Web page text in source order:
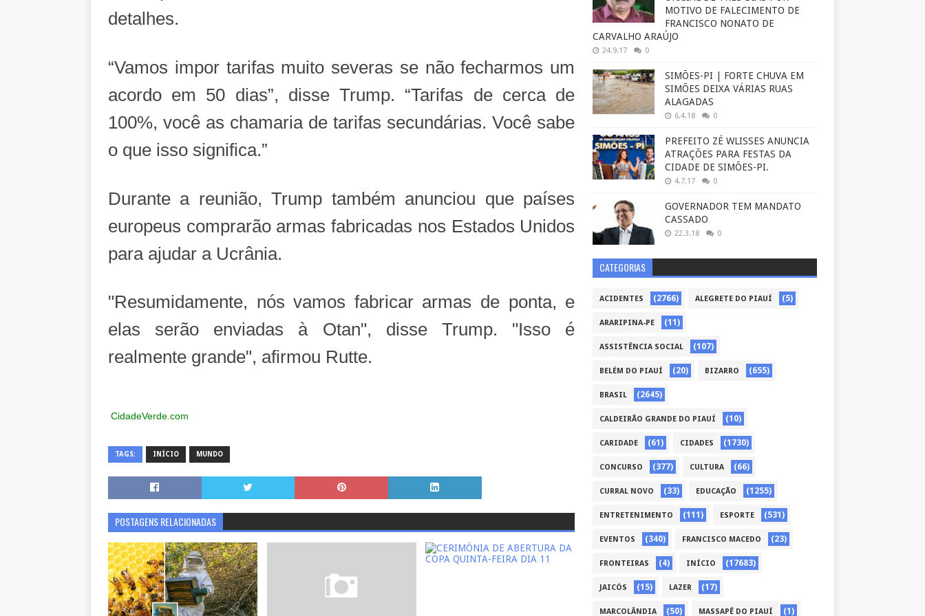
detalhes.
“Vamos impor tarifas muito severas se não fecharmos um
acordo em 50 dias”, disse Trump. “Tarifas de cerca de
100%, você as chamaria de tarifas secundárias. Você sabe
o que isso significa.”
Durante a reunião, Trump também anunciou que países
europeus comprarão armas fabricadas nos Estados Unidos
para ajudar a Ucrânia.
"Resumidamente, nós vamos fabricar armas de ponta, e
elas serão enviadas à Otan", disse Trump. "Isso é
realmente grande", afirmou Rutte.
CidadeVerde.com
TAGS: INÍCIO MUNDO
POSTAGENS RELACIONADAS
MOTIVO DE FALECIMENTO DE
FRANCISCO NONATO DE
CARVALHO ARAÚJO
24.9.17 0
SIMÕES-PI | FORTE CHUVA EM
SIMÕES DEIXA VÁRIAS RUAS
ALAGADAS
6.4.18 0
PREFEITO ZÉ WLISSES ANUNCIA
ATRAÇÕES PARA FESTAS DA
CIDADE DE SIMÕES-PI.
4.7.17 0
GOVERNADOR TEM MANDATO
CASSADO
22.3.18 0
CATEGORIAS
ACIDENTES (2766) ALEGRETE DO PIAUÍ (5)
ARARIPINA-PE (11)
ASSISTÊNCIA SOCIAL (107)
BELÉM DO PIAUÍ (20) BIZARRO (655)
BRASIL (2645)
CALDEIRÃO GRANDE DO PIAUÍ (10)
CARIDADE (61) CIDADES (1730)
CONCURSO (377) CULTURA (66)
CURRAL NOVO (33) EDUCAÇÃO (1255)
ENTRETENIMENTO (111) ESPORTE (531)
EVENTOS (340) FRANCISCO MACEDO (23)
FRONTEIRAS (4) INÍCIO (17683)
JAICÓS (15) LAZER (17)
MARCOLÂNDIA (50) MASSAPÊ DO PIAUÍ (1)